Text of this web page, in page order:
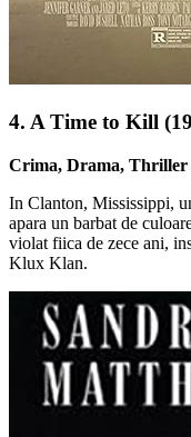
4. A Time to Kill
Crima, Drama, Thriller
In Clanton, Mississippi,
apara un barbat de
violat fiica de zece ani,
Klux Klan.